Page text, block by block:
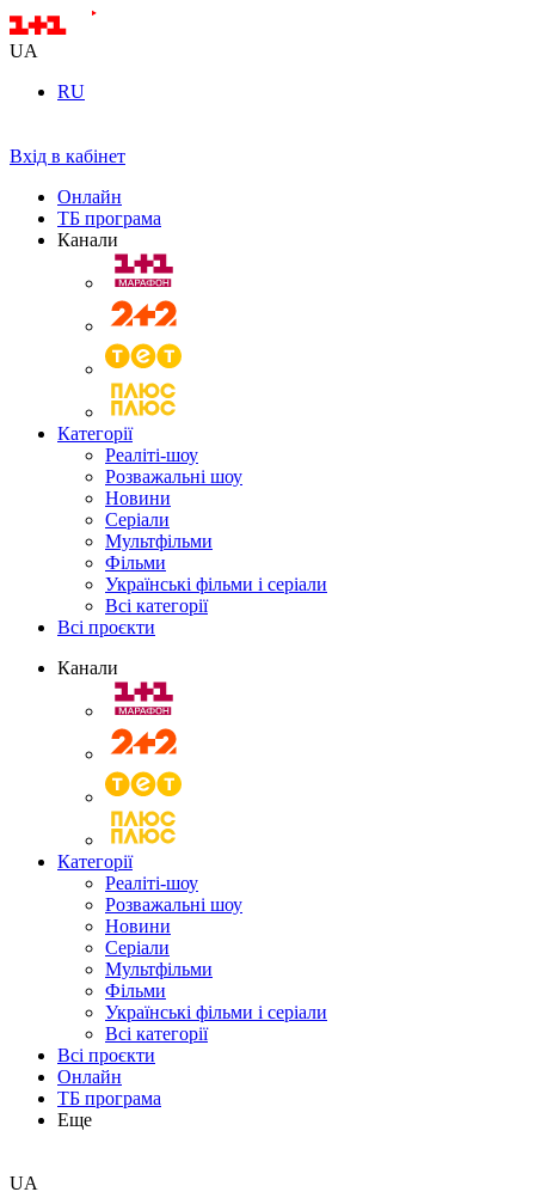
UA
RU
Вхід в кабінет
Онлайн
ТБ програма
Канали
Категорії
Реаліті-шоу
Розважальні шоу
Новини
Серіали
Мультфільми
Фільми
Українські фільми і серіали
Всі категорії
Всі проєкти
Канали
Категорії
Реаліті-шоу
Розважальні шоу
Новини
Серіали
Мультфільми
Фільми
Українські фільми і серіали
Всі категорії
Всі проєкти
Онлайн
ТБ програма
Еще
UA